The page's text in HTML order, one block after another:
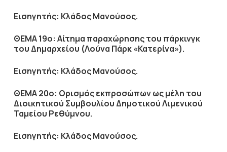
Εισηγητής: Κλάδος Μανούσος.
ΘΕΜΑ 19ο: Αίτημα παραχώρησης του πάρκινγκ
του Δημαρχείου (Λούνα Πάρκ «Κατερίνα»).
Εισηγητής: Κλάδος Μανούσος.
ΘΕΜΑ 20ο: Ορισμός εκπροσώπων ως μέλη του
Διοικητικού Συμβουλίου Δημοτικού Λιμενικού
Ταμείου Ρεθύμνου.
Εισηγητής: Κλάδος Μανούσος.